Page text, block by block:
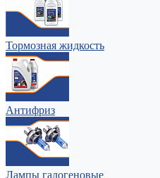
Тормозная жидкость
Антифриз
Лампы галогеновые